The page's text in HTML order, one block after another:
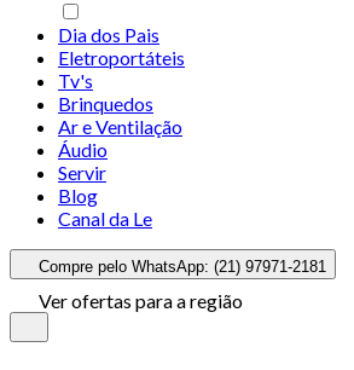
Dia dos Pais
Eletroportáteis
Tv's
Brinquedos
Ar e Ventilação
Áudio
Servir
Blog
Canal da Le
Compre pelo WhatsApp: (21) 97971-2181
Ver ofertas para a região